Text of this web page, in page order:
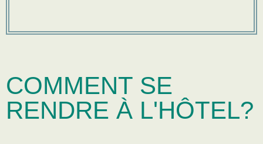
COMMENT SE
RENDRE À L'HÔTEL?